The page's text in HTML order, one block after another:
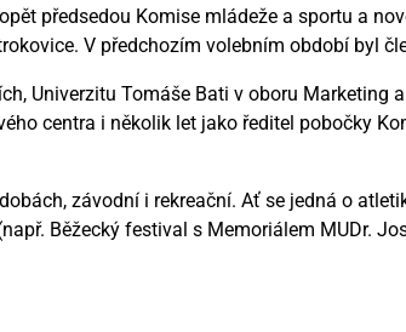
předsedou Komise mládeže a sportu a
V předchozím volebním období byl
Univerzitu Tomáše Bati v oboru Marketing
centra i několik let jako ředitel pobočky
závodní i rekreační. Ať se jedná o
Běžecký festival s Memoriálem MUDr.